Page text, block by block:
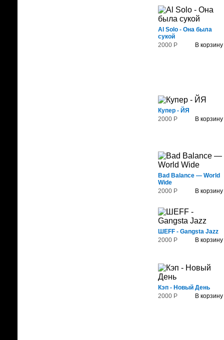
Al Solo - Она была
сукой
В корзину
2000 Р
Купер - ЙЯ
В корзину
2000 Р
Bad Balance — World
Wide
В корзину
2000 Р
ШЕFF - Gangsta Jazz
В корзину
2000 Р
Кэп - Новый День
В корзину
2000 Р